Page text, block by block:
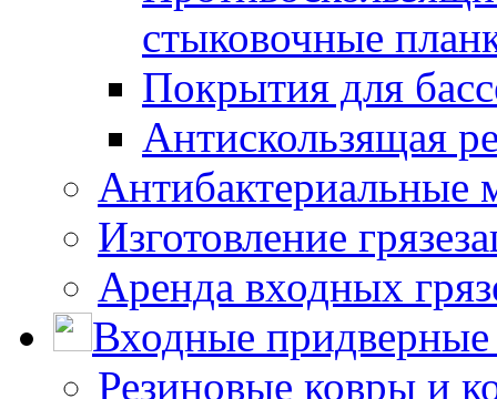
стыковочные
Покрытия для
Антискользящая
Антибактериальные
Изготовление
Аренда входных
Входные
Резиновые ковры и